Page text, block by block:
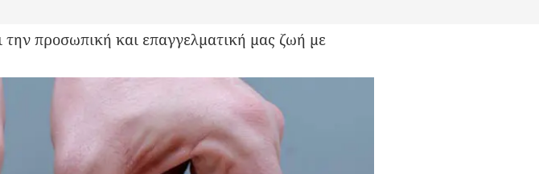
προσωπική και επαγγελματική μας ζωή με